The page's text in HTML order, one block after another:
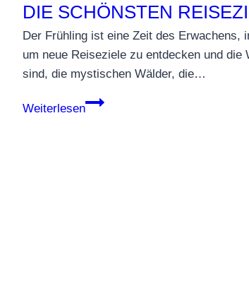
DIE SCHÖNSTEN
Der Frühling ist eine Zeit des Erwachens,
um neue Reiseziele zu entdecken und
sind, die mystischen Wälder, die…
Weiterlesen
Die